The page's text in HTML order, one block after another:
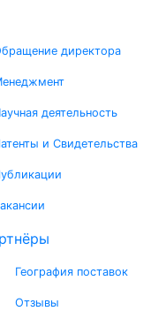
директора
деятельность
и Свидетельства
География поставок
Отзывы